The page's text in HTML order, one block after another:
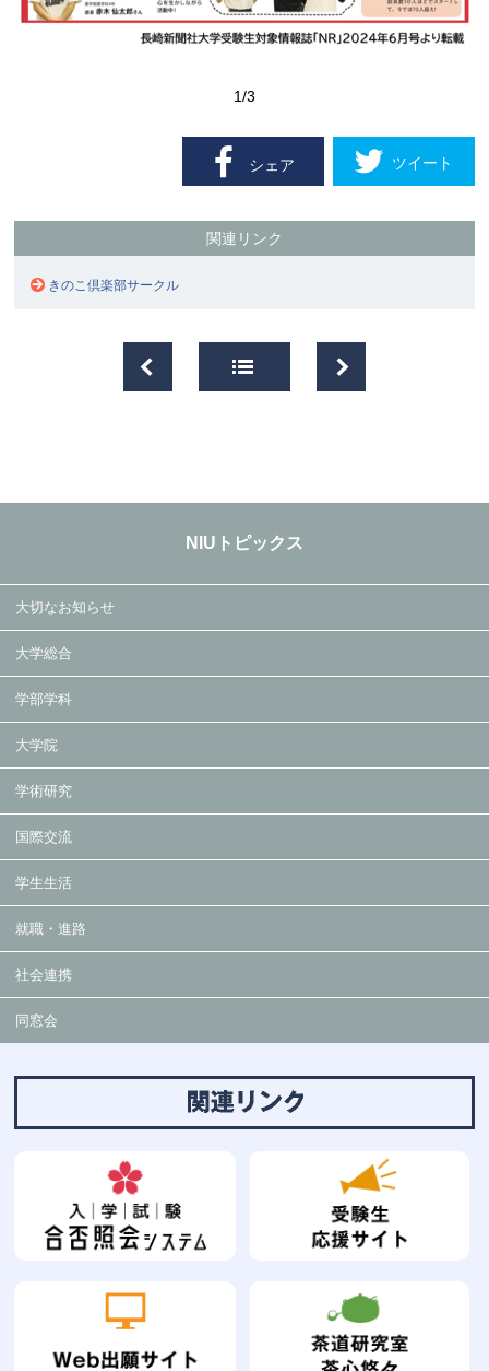
1/3
シェア ツイート
関連リンク
きのこ倶楽部サークル
NIUトピックス
大切なお知らせ
大学総合
学部学科
大学院
学術研究
国際交流
学生生活
就職・進路
社会連携
同窓会